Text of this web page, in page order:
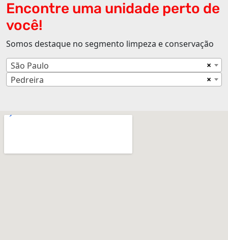
Encontre uma unidade perto de
você!
Somos destaque no segmento limpeza e conservação
×
São Paulo
×
Pedreira